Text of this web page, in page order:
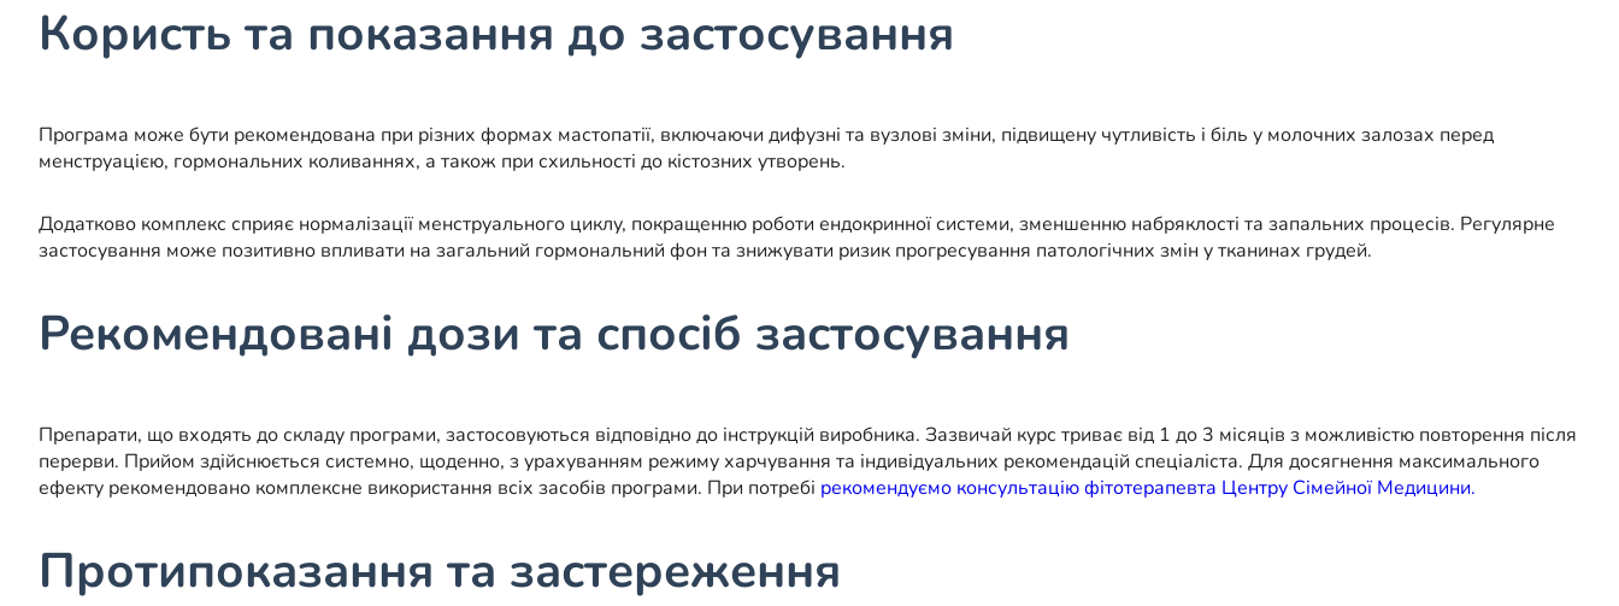
Користь та показання до застосування
Програма може бути рекомендована при різних формах мастопатії, включаючи дифузні та вузлові зміни, підвищену чутливість і біль у молочних залозах перед
менструацією, гормональних коливаннях, а також при схильності до кістозних утворень.
Додатково комплекс сприяє нормалізації менструального циклу, покращенню роботи ендокринної системи, зменшенню набряклості та запальних процесів. Регулярне
застосування може позитивно впливати на загальний гормональний фон та знижувати ризик прогресування патологічних змін у тканинах грудей.
Рекомендовані дози та спосіб застосування
Препарати, що входять до складу програми, застосовуються відповідно до інструкцій виробника. Зазвичай курс триває від 1 до 3 місяців з можливістю повторення після
перерви. Прийом здійснюється системно, щоденно, з урахуванням режиму харчування та індивідуальних рекомендацій спеціаліста. Для досягнення максимального
ефекту рекомендовано комплексне використання всіх засобів програми. При потребі рекомендуємо консультацію фітотерапевта Центру Сімейної Медицини.
Протипоказання та застереження